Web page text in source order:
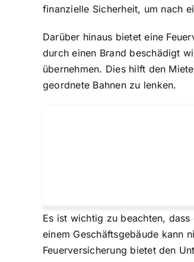
finanzielle Sicherheit, um nach
Darüber hinaus bietet eine
durch einen Brand beschädigt
übernehmen. Dies hilft den
geordnete Bahnen zu lenken.
Es ist wichtig zu beachten,
einem Geschäftsgebäude kann
Feuerversicherung bietet den